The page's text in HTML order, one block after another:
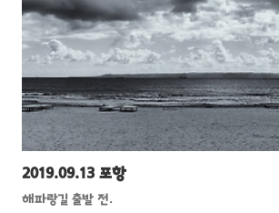
2019.09.13 포항
해파랑길 출발 전.